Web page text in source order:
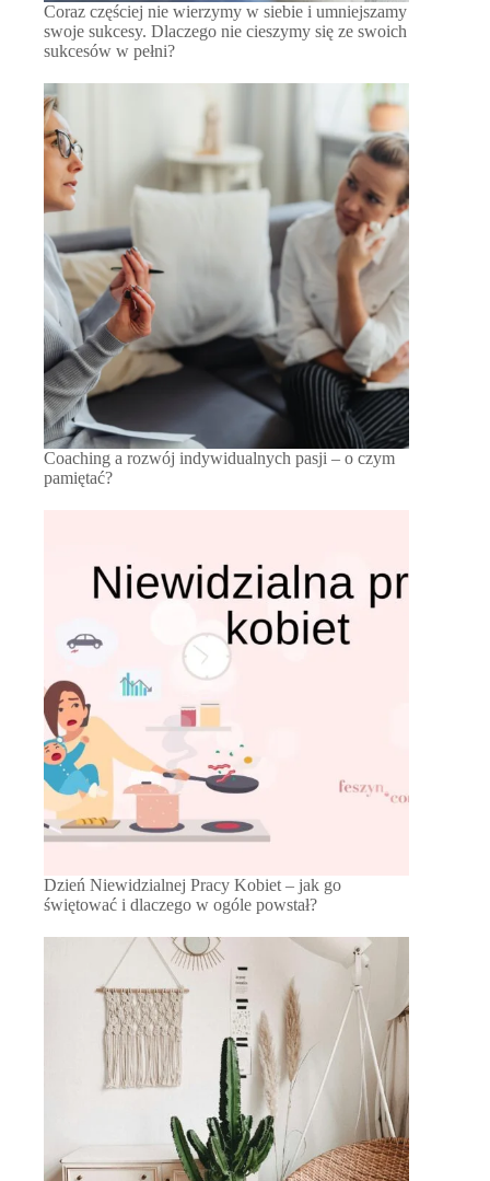
Coraz częściej nie wierzymy w siebie i umniejszamy
swoje sukcesy. Dlaczego nie cieszymy się ze swoich
sukcesów w pełni?
Coaching a rozwój indywidualnych pasji – o czym
pamiętać?
Dzień Niewidzialnej Pracy Kobiet – jak go
świętować i dlaczego w ogóle powstał?